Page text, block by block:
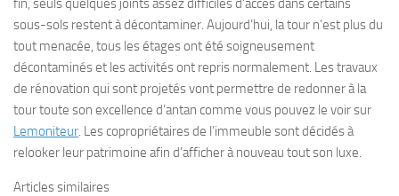
fin, seuls quelques joints assez difficiles d’accès dans certains
sous-sols restent à décontaminer. Aujourd’hui, la tour n’est plus du
tout menacée, tous les étages ont été soigneusement
décontaminés et les activités ont repris normalement. Les travaux
de rénovation qui sont projetés vont permettre de redonner à la
tour toute son excellence d’antan comme vous pouvez le voir sur
Lemoniteur. Les copropriétaires de l’immeuble sont décidés à
relooker leur patrimoine afin d’afficher à nouveau tout son luxe.
Articles similaires